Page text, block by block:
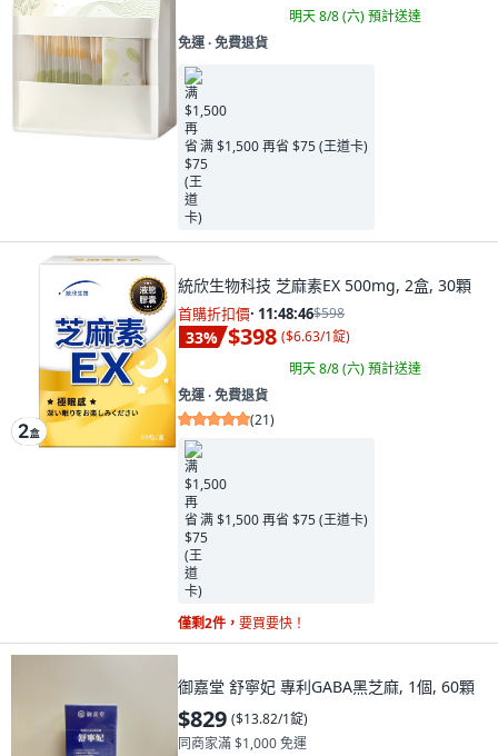
明天 8/8 (六)預計送達
免運 ∙ 免費退貨
满 $1,500 再省 $75 (王道卡)
統欣生物科技 芝麻素EX 500mg, 2盒, 30顆
首購折扣價· 11:48:45$598
33% $398 ($6.63/1錠)
明天 8/8 (六)預計送達
免運 ∙ 免費退貨
(21)
满 $1,500 再省 $75 (王道卡)
僅剩2件， 要買要快！
御嘉堂 舒寧妃 專利GABA黑芝麻, 1個, 60顆
$829 ($13.82/1錠)
同商家滿 $1,000 免運